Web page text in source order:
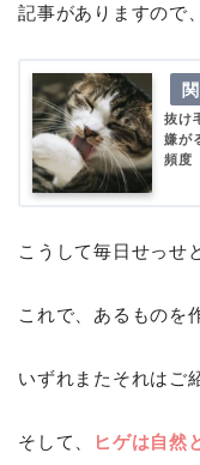
記事がありますので、
抜け
嫌が
頻度
こうして毎日せっせ
これで、あるものを
いずれまたそれはご
そして、
ヒゲは自然